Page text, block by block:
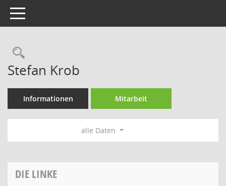
Toggle navigation
Rechercheauswahl
Stefan Krob
Informationen Mitarbeit
alle Daten
DIE LINKE